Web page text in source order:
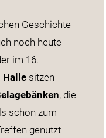
Geschichte
noch heute
im 16.
Halle sitzen
, die
schon zum
genutzt